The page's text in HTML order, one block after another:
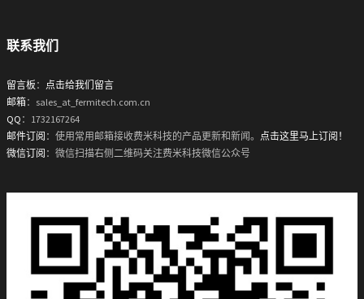
联系我们
留言板 ： 点击给我们留言
邮箱：sales_at_fermitech.com.cn
QQ ：1732167264
邮件订阅 ：使用常用邮箱接收费米科技的产品更新和新闻。 点击这里马上订阅！
微信订阅 ：微信扫描右侧二维码关注费米科技微信公众号